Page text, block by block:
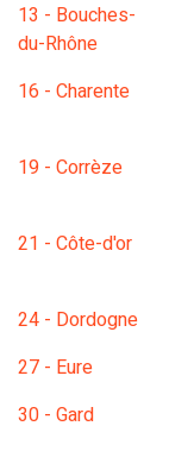
13 - Bouches-
du-Rhône
16 - Charente
19 - Corrèze
21 - Côte-d'or
24 - Dordogne
27 - Eure
30 - Gard